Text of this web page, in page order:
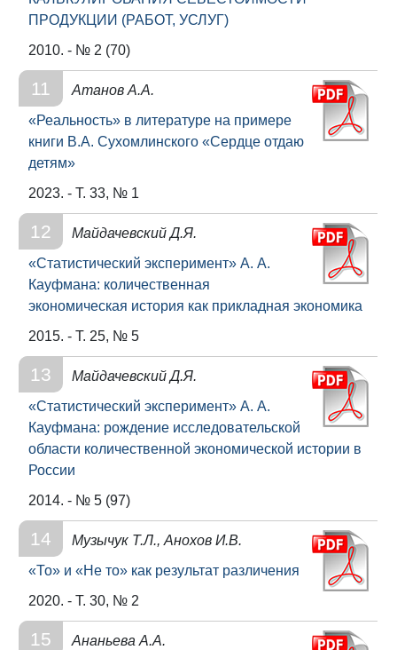
ПРОДУКЦИИ (РАБОТ, УСЛУГ)
2010. - № 2 (70)
11
Атанов А.А.
«Реальность» в литературе на примере
книги В.А. Сухомлинского «Сердце отдаю
детям»
2023. - Т. 33, № 1
12
Майдачевский Д.Я.
«Статистический эксперимент» А. А.
Кауфмана: количественная
экономическая история как прикладная экономика
2015. - Т. 25, № 5
13
Майдачевский Д.Я.
«Статистический эксперимент» А. А.
Кауфмана: рождение исследовательской
области количественной экономической истории в
России
2014. - № 5 (97)
14
Музычук Т.Л., Анохов И.В.
«То» и «Не то» как результат различения
2020. - Т. 30, № 2
15
Ананьева А.А.